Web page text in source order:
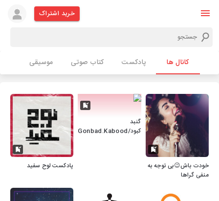
خرید اشتراک
کانال ها پادکست کتاب صوتی موسیقی
خودت باش😉بی توجه به
منفی گراها
گنبد
کبود/Gonbad.Kabood
پادکست لوح سفید